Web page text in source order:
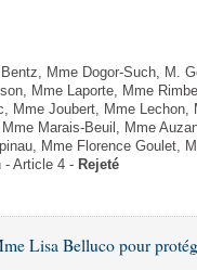
Mme Dogor-Such, M.
Mme Laporte, Mme
Mme Joubert, Mme
Marais-Beuil, Mme
Mme Florence Goulet,
- Article 4 - Rejeté
Lisa Belluco pour